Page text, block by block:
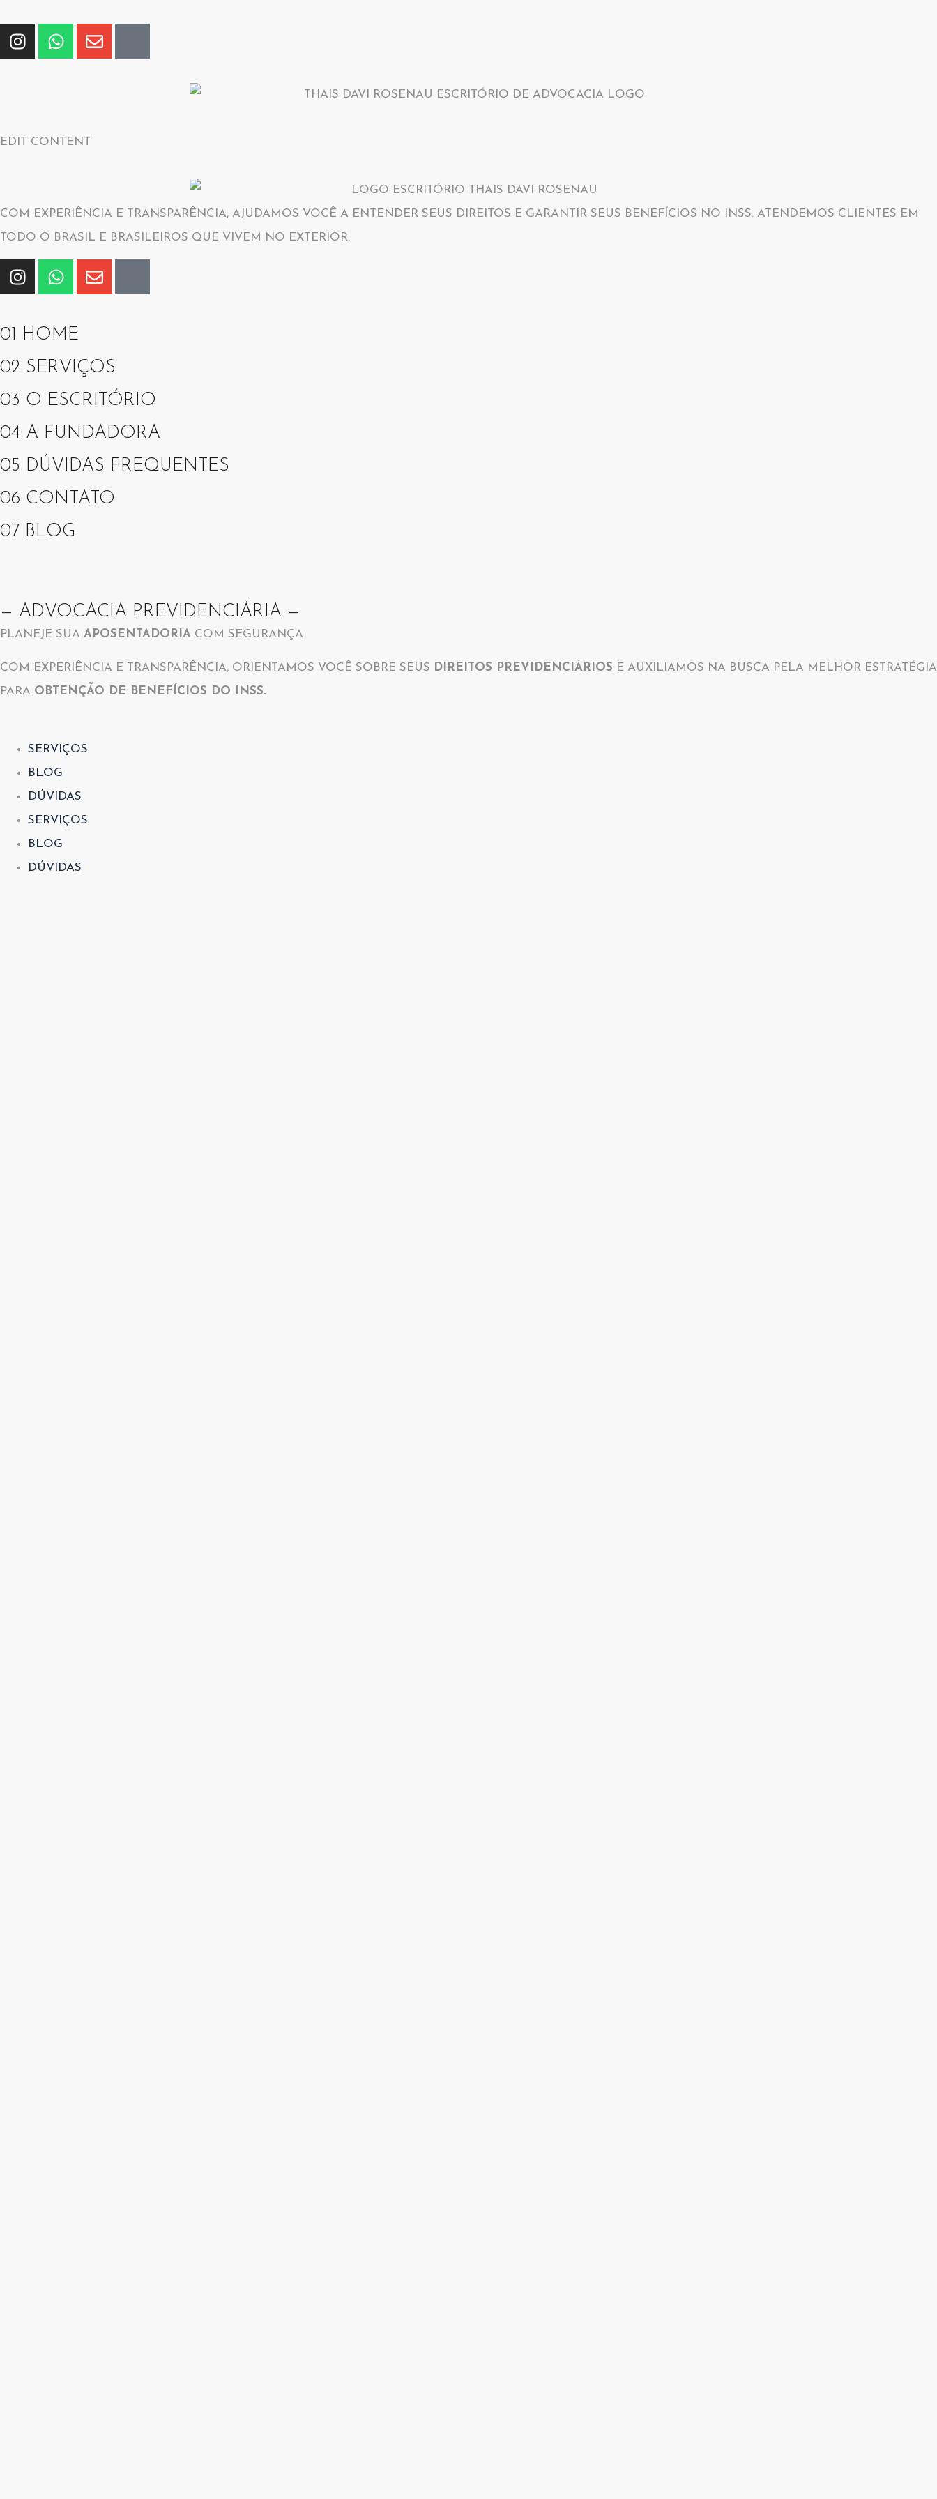
EDIT CONTENT
COM EXPERIÊNCIA E TRANSPARÊNCIA, AJUDAMOS VOCÊ A ENTENDER SEUS DIREITOS E GARANTIR SEUS BENEFÍCIOS NO INSS. ATENDEMOS CLIENTES EM
TODO O BRASIL E BRASILEIROS QUE VIVEM NO EXTERIOR.
01 HOME
02 SERVIÇOS
03 O ESCRITÓRIO
04 A FUNDADORA
05 DÚVIDAS FREQUENTES
06 CONTATO
07 BLOG
— ADVOCACIA PREVIDENCIÁRIA —
PLANEJE SUA APOSENTADORIA COM SEGURANÇA
COM EXPERIÊNCIA E TRANSPARÊNCIA, ORIENTAMOS VOCÊ SOBRE SEUS DIREITOS PREVIDENCIÁRIOS E AUXILIAMOS NA BUSCA PELA MELHOR ESTRATÉGIA
PARA OBTENÇÃO DE BENEFÍCIOS DO INSS.
SERVIÇOS
BLOG
DÚVIDAS
SERVIÇOS
BLOG
DÚVIDAS